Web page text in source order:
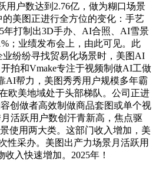
用户数达到2.76亿，做为糊口场景
美图正进行全方位的变化：手艺
年打制出3D手办、AI合照、AI雪景
；业绩发布会上，由此可见。此
纷纷寻找贸易化场景时，美图AI
拍和Vmake专注于视频制做AI工做
AI帮力，美图秀秀用户规模多年霸
欧美地域处于头部梯队。公司正进
创做者高效制做商品套图或单个视
活跃用户数创汗青新高，焦点驱
使用两大类。这部门收入增加，美
性采办。美图出产力场景月活跃用
入快速增加。2025年！